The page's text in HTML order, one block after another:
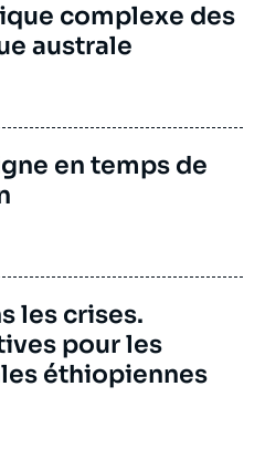
complexe des
australe
en temps de
les crises.
pour les
éthiopiennes